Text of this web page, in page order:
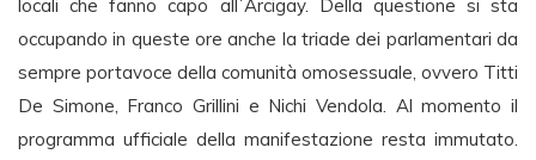
locali che fanno capo all´Arcigay. Della questione si sta
occupando in queste ore anche la triade dei parlamentari da
sempre portavoce della comunità omosessuale, ovvero Titti
De Simone, Franco Grillini e Nichi Vendola. Al momento il
programma ufficiale della manifestazione resta immutato.